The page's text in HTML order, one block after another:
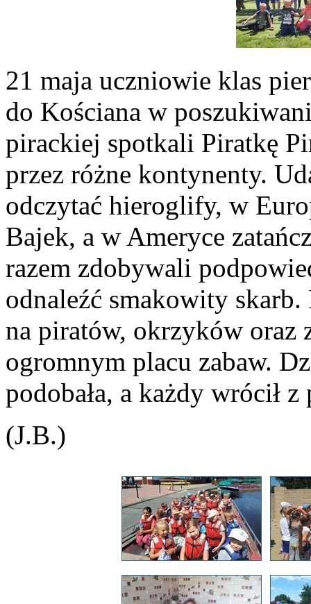
21 maja uczniowie klas
do Kościana w
pirackiej spotkali Piratkę
przez różne kontynenty.
odczytać hieroglify, w
Bajek, a w Ameryce
razem zdobywali
odnaleźć smakowity skarb.
na piratów, okrzyków oraz
ogromnym placu zabaw.
podobała, a każdy wrócił
(J.B.)